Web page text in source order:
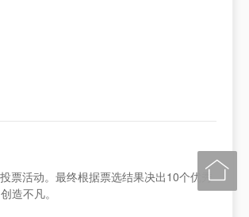
票活动。最终根据票选结果决出10个优秀
造不凡。
